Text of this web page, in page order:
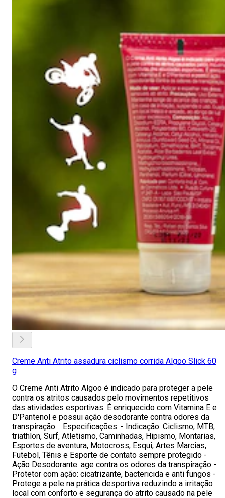
Creme Anti Atrito assadura ciclismo corrida Algoo Slick 60
g
O Creme Anti Atrito Algoo é indicado para proteger a pele
contra os atritos causados pelo movimentos repetitivos
das atividades esportivas. É enriquecido com Vitamina E e
D'Pantenol e possui ação desodorante contra odores da
transpiração. Especificações: - Indicação: Ciclismo, MTB,
triathlon, Surf, Atletismo, Caminhadas, Hipismo, Montarias,
Esportes de aventura, Motocross, Esqui, Artes Marcias,
Futebol, Tênis e Esporte de contato sempre protegido -
Ação Desodorante: age contra os odores da transpiração -
Protetor com ação: cicatrizante, bactericida e anti fungos -
Protege a pele na prática desportiva reduzindo a irritação
local com conforto e segurança do atrito causado na pele